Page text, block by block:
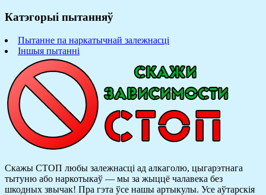
Катэгорыі пытанняў
Пытанне па наркатычнай залежнасці
Іншыя пытанні
Скажы СТОП любы залежнасці ад алкаголю, цыгарэтнага
тытуню або наркотыкаў — мы за жыццё чалавека без
шкодных звычак! Пра гэта ўсе нашы артыкулы. Усе аўтарскія